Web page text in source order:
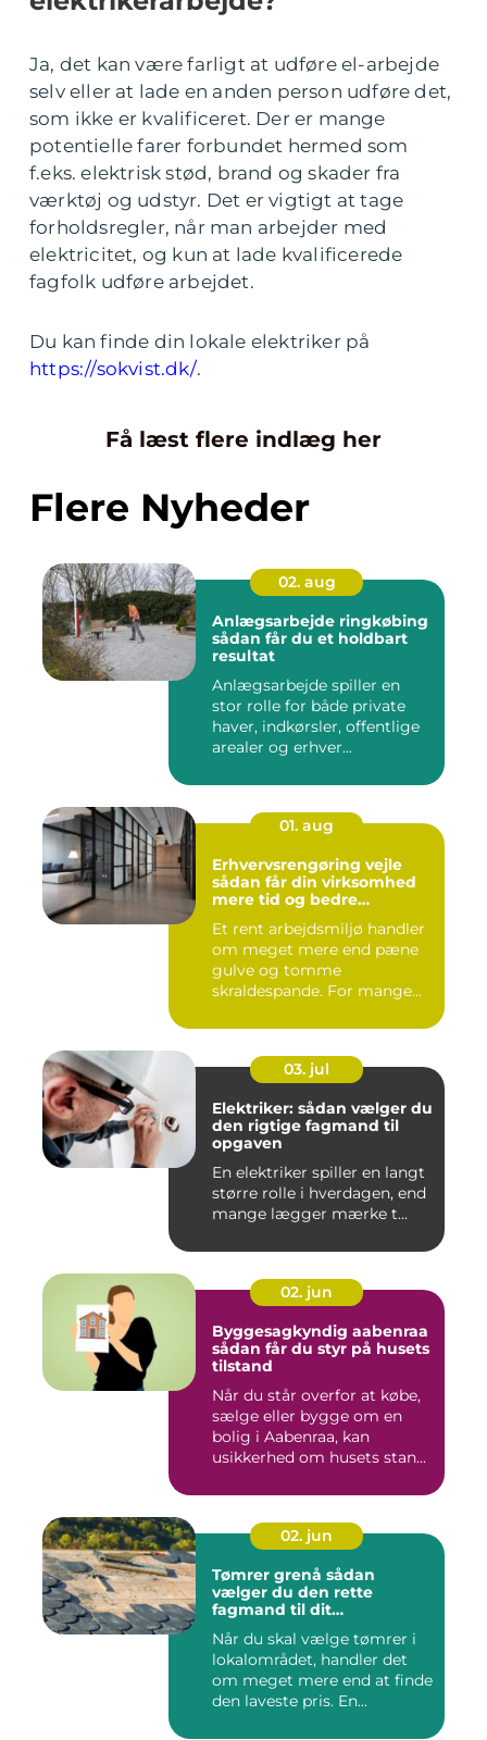
Ja, det kan være farligt at udføre el-arbejde
selv eller at lade en anden person udføre det,
som ikke er kvalificeret. Der er mange
potentielle farer forbundet hermed som
f.eks. elektrisk stød, brand og skader fra
værktøj og udstyr. Det er vigtigt at tage
forholdsregler, når man arbejder med
elektricitet, og kun at lade kvalificerede
fagfolk udføre arbejdet.
Du kan finde din lokale elektriker på
https://sokvist.dk/.
Få læst flere indlæg her
Flere Nyheder
02. aug
Anlægsarbejde ringkøbing
sådan får du et holdbart
resultat
Anlægsarbejde spiller en
stor rolle for både private
haver, indkørsler, offentlige
arealer og erhver...
01. aug
Erhvervsrengøring vejle
sådan får din virksomhed
mere tid og bedre
Et rent arbejdsmiljø handler
om meget mere end pæne
gulve og tomme
skraldespande. For mange
03. jul
Elektriker: sådan vælger du
den rigtige fagmand til
opgaven
En elektriker spiller en langt
større rolle i hverdagen, end
mange lægger mærke t...
02. jun
Byggesagkyndig aabenraa
sådan får du styr på husets
tilstand
Når du står overfor at købe,
sælge eller bygge om en
bolig i Aabenraa, kan
usikkerhed om husets stan...
02. jun
Tømrer grenå sådan
vælger du den rette
fagmand til dit
Når du skal vælge tømrer i
lokalområdet, handler det
om meget mere end at finde
den laveste pris. En...